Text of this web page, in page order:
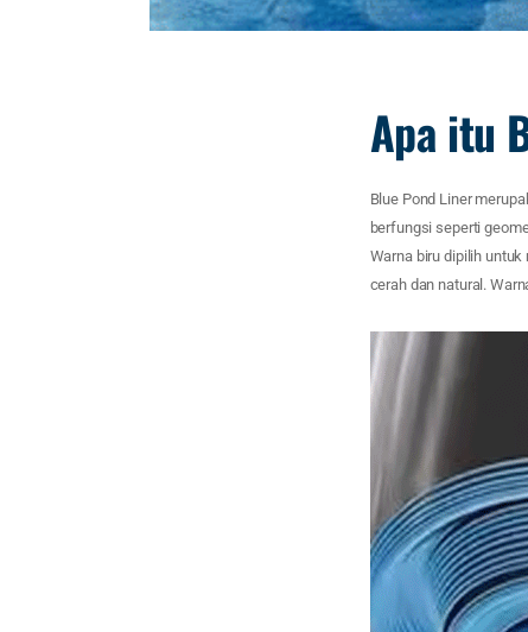
Apa itu
Blue Pond Liner
berfungsi seperti
Warna biru dipilih
cerah dan natural.